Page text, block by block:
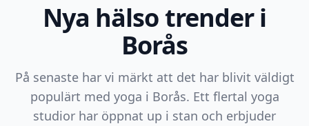
Nya hälso trender i
Borås
På senaste har vi märkt att det har blivit väldigt
populärt med yoga i Borås. Ett flertal yoga
studior har öppnat up i stan och erbjuder